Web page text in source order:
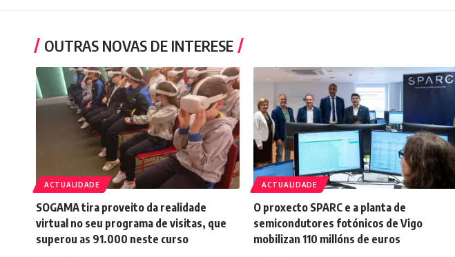
OUTRAS NOVAS DE INTERESE
ACTUALIDADE
SOGAMA tira proveito da realidade
virtual no seu programa de visitas, que
superou as 91.000 neste curso
ACTUALIDADE
O proxecto SPARC e a planta de
semicondutores fotónicos de Vigo
mobilizan 110 millóns de euros